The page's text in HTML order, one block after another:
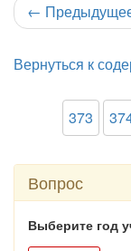
←
Вернуться к
373
Вопрос
Выберите год